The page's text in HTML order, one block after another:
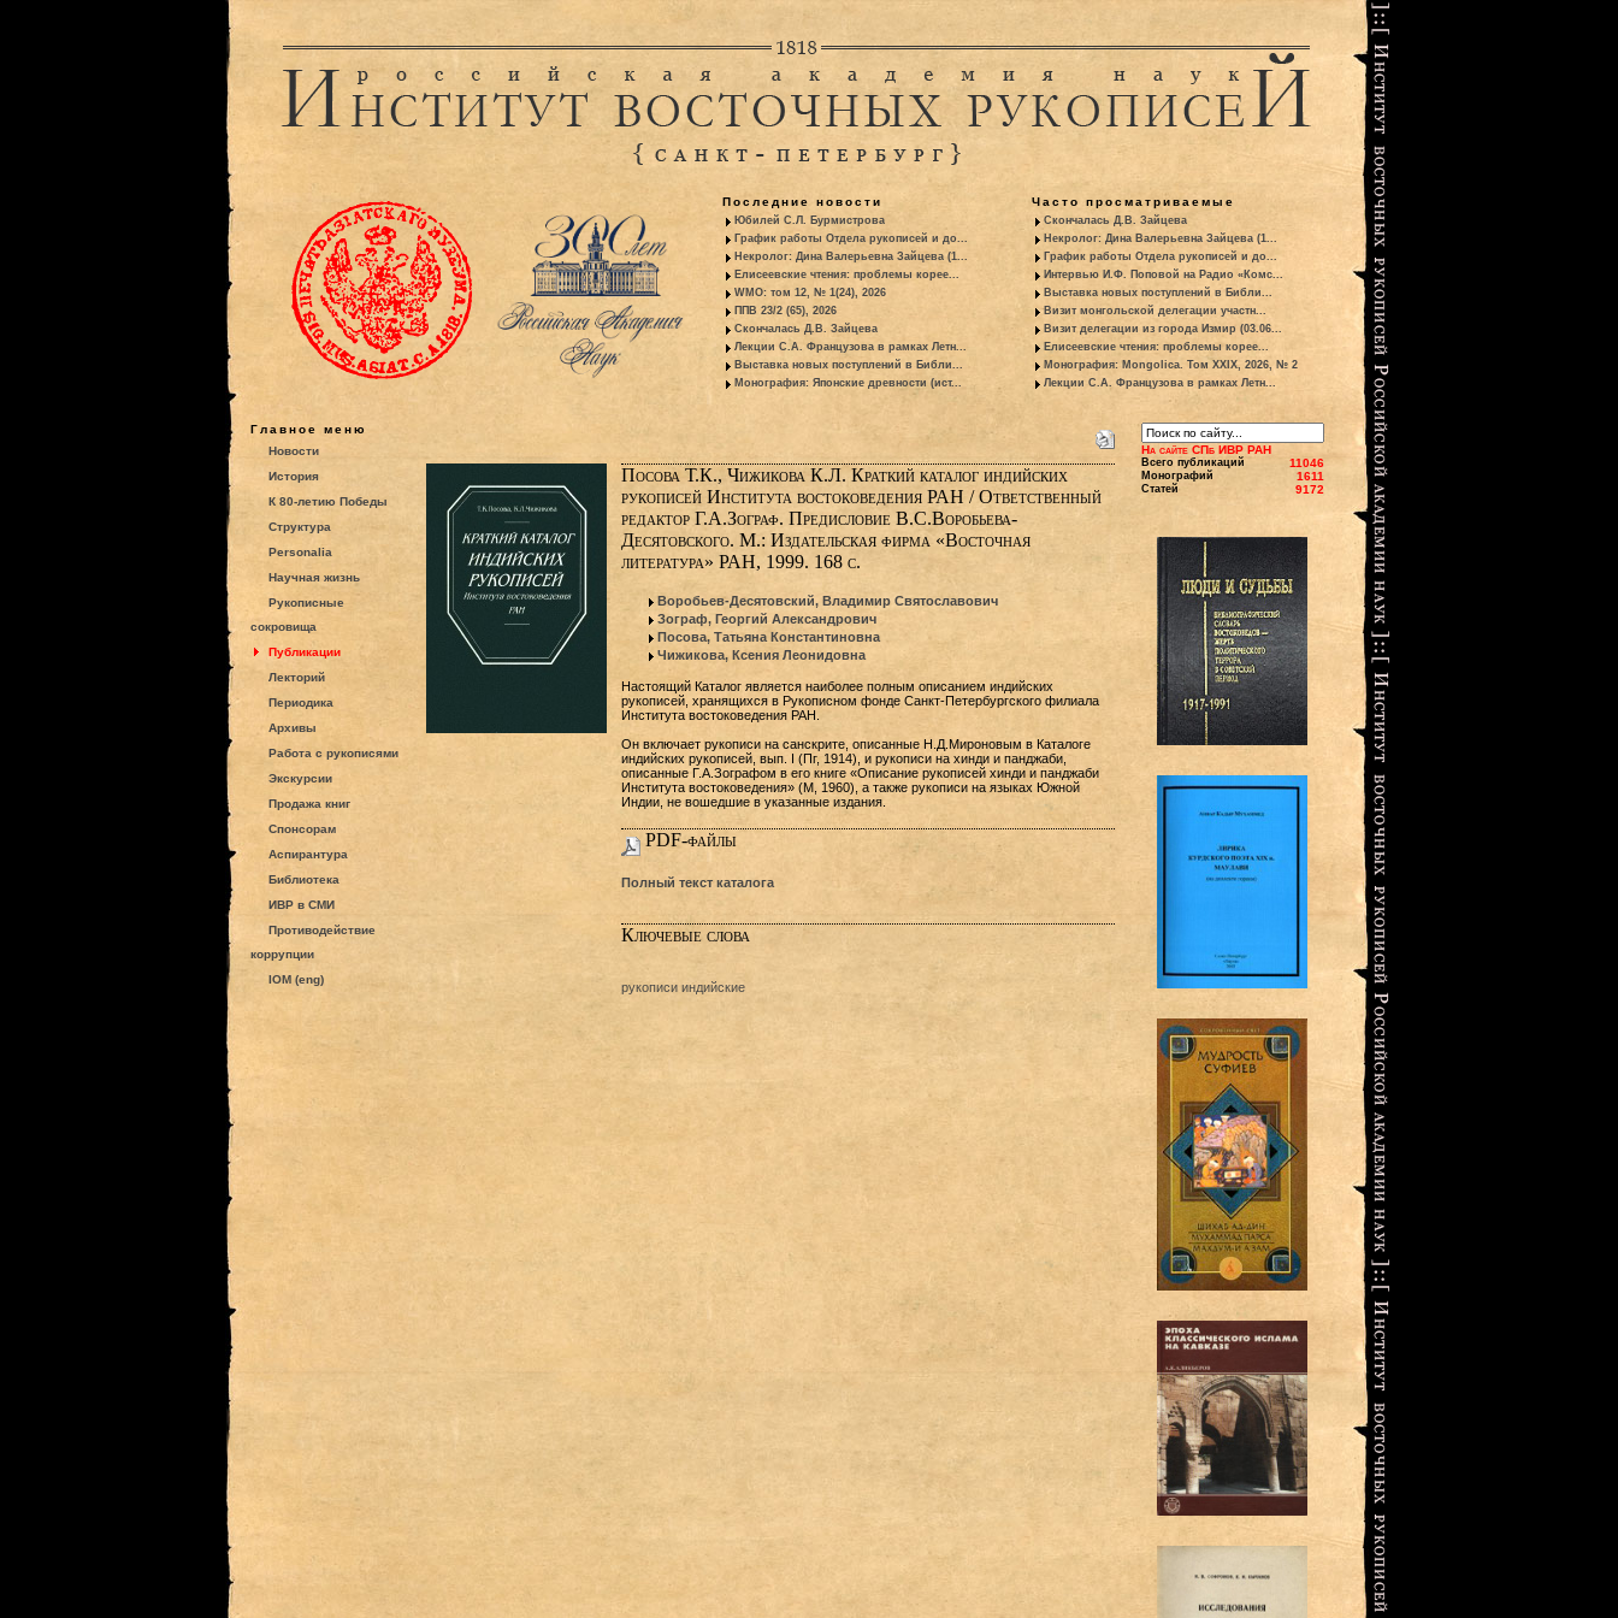
Последние новости
Юбилей С.Л. Бурмистрова
График работы Отдела рукописей и до...
Некролог: Дина Валерьевна Зайцева (1...
Елисеевские чтения: проблемы корее...
WMO: том 12, № 1(24), 2026
ППВ 23/2 (65), 2026
Скончалась Д.В. Зайцева
Лекции С.А. Французова в рамках Летн...
Выставка новых поступлений в Библи...
Монография: Японские древности (ист...
Часто просматриваемые
Скончалась Д.В. Зайцева
Некролог: Дина Валерьевна Зайцева (1...
График работы Отдела рукописей и до...
Интервью И.Ф. Поповой на Радио «Комс...
Выставка новых поступлений в Библи...
Визит монгольской делегации участн...
Визит делегации из города Измир (03.06...
Елисеевские чтения: проблемы корее...
Монография: Mongolica. Том XXIX, 2026, № 2
Лекции С.А. Французова в рамках Летн...
Главное меню
Новости
История
К 80-летию Победы
Структура
Personalia
Научная жизнь
Рукописные
сокровища
Публикации
Лекторий
Периодика
Архивы
Работа с рукописями
Экскурсии
Продажа книг
Спонсорам
Аспирантура
Библиотека
ИВР в СМИ
Противодействие
коррупции
IOM (eng)
Посова Т.К., Чижикова К.Л. Краткий каталог индийских
рукописей Института востоковедения РАН / Ответственный
редактор Г.А.Зограф. Предисловие В.С.Воробьева-
Десятовского. М.: Издательская фирма «Восточная
литература» РАН, 1999. 168 с.
Воробьев-Десятовский, Владимир Святославович
Зограф, Георгий Александрович
Посова, Татьяна Константиновна
Чижикова, Ксения Леонидовна
Настоящий Каталог является наиболее полным описанием индийских
рукописей, хранящихся в Рукописном фонде Санкт-Петербургского филиала
Института востоковедения РАН.
Он включает рукописи на санскрите, описанные Н.Д.Мироновым в Каталоге
индийских рукописей, вып. I (Пг, 1914), и рукописи на хинди и панджаби,
описанные Г.А.Зографом в его книге «Описание рукописей хинди и панджаби
Института востоковедения» (М, 1960), а также рукописи на языках Южной
Индии, не вошедшие в указанные издания.
PDF-файлы
Полный текст каталога
Ключевые слова
рукописи индийские
На сайте СПб ИВР РАН
Всего публикаций 11046
Монографий 1611
Статей 9172